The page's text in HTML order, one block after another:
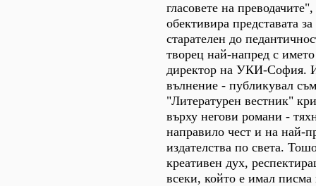
гласовете на
обективира представата
старателен до
творец най-напред с
директор на УКИ-София.
вълнение - публикувал
"Литературен вестник"
върху негови романи -
направило чест и на най-
издателства по света.
креативен дух,
всеки, който е имал